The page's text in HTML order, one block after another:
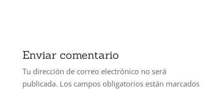
Enviar comentario
Tu dirección de correo electrónico no será
publicada. Los campos obligatorios están marcados